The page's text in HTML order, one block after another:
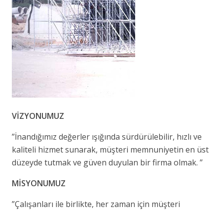
VİZYONUMUZ
”İnandığımız değerler ışığında sürdürülebilir, hızlı ve
kaliteli hizmet sunarak, müşteri memnuniyetin en üst
düzeyde tutmak ve güven duyulan bir firma olmak. ”
MİSYONUMUZ
”Çalışanları ile birlikte, her zaman için müşteri